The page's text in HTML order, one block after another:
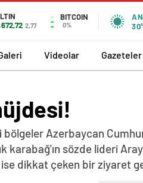
2,77
BITCOIN
0%
30°
Videolar Gazeteler
Azerbaycan
karabağ'ın sözde lideri
dikkat çeken bir ziyaret